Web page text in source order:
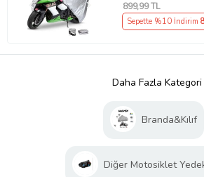
899,99 TL
Sepette %10 İndirim
Daha Fazla Kategori
Branda&Kılıf
Diğer Motosiklet